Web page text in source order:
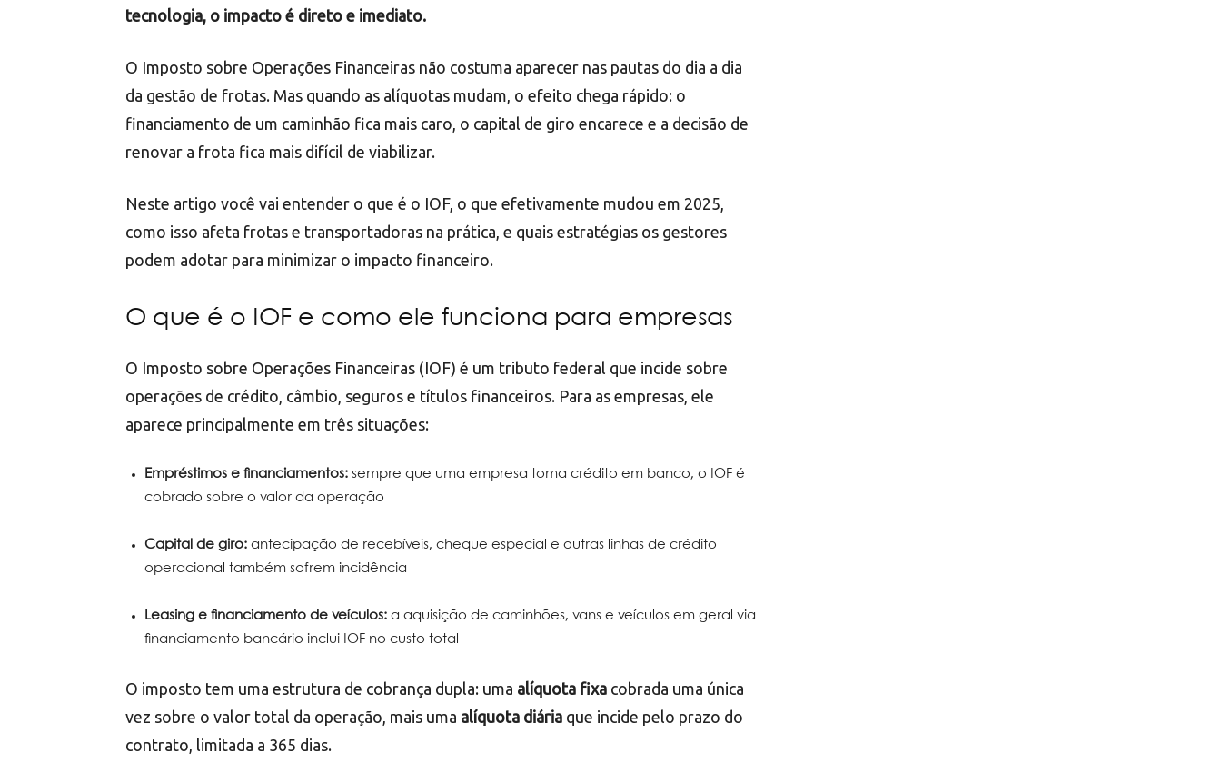
tecnologia, o impacto é direto e imediato.
O Imposto sobre Operações Financeiras não costuma aparecer nas pautas do dia a dia
da gestão de frotas. Mas quando as alíquotas mudam, o efeito chega rápido: o
financiamento de um caminhão fica mais caro, o capital de giro encarece e a decisão de
renovar a frota fica mais difícil de viabilizar.
Neste artigo você vai entender o que é o IOF, o que efetivamente mudou em 2025,
como isso afeta frotas e transportadoras na prática, e quais estratégias os gestores
podem adotar para minimizar o impacto financeiro.
O que é o IOF e como ele funciona para empresas
O Imposto sobre Operações Financeiras (IOF) é um tributo federal que incide sobre
operações de crédito, câmbio, seguros e títulos financeiros. Para as empresas, ele
aparece principalmente em três situações:
Empréstimos e financiamentos: sempre que uma empresa toma crédito em banco, o IOF é
cobrado sobre o valor da operação
Capital de giro: antecipação de recebíveis, cheque especial e outras linhas de crédito
operacional também sofrem incidência
Leasing e financiamento de veículos: a aquisição de caminhões, vans e veículos em geral via
financiamento bancário inclui IOF no custo total
O imposto tem uma estrutura de cobrança dupla: uma alíquota fixa cobrada uma única
vez sobre o valor total da operação, mais uma alíquota diária que incide pelo prazo do
contrato, limitada a 365 dias.